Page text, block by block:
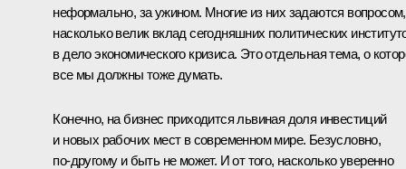
неформально, за ужином. Многие из них задаются вопросом,
насколько велик вклад сегодняшних политических
в дело экономического кризиса. Это отдельная тема, о
все мы должны тоже думать.
Конечно, на бизнес приходится львиная доля инвестиций
и новых рабочих мест в современном мире. Безусловно,
по‑другому и быть не может. И от того, насколько уверенно